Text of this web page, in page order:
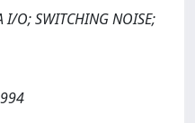
I/O; SWITCHING NOISE;